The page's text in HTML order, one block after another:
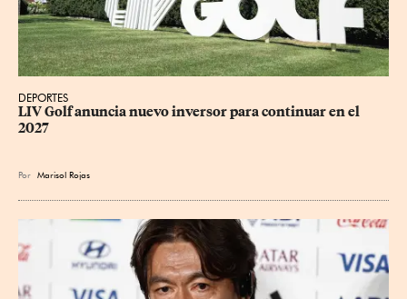
DEPORTES
LIV Golf anuncia nuevo inversor para continuar en el
2027
Por Marisol Rojas